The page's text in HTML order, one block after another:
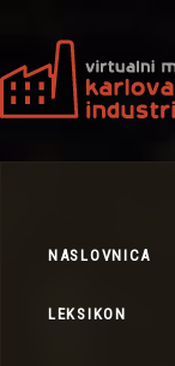
NASLOVNICA
LEKSIKON